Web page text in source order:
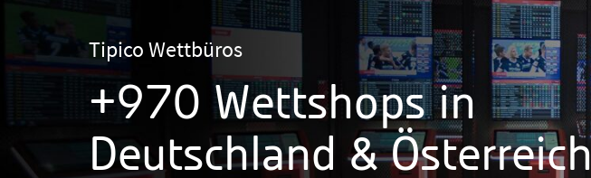
Tipico Wettbüros
+970 Wettshops in
Deutschland & Österreich